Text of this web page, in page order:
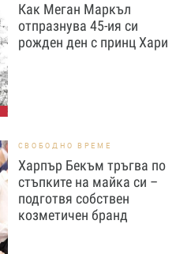
Как Меган Маркъл
отпразнува 45-ия си
рожден ден с принц Хари
СВОБОДНО ВРЕМЕ
Харпър Бекъм тръгва по
стъпките на майка си –
подготвя собствен
козметичен бранд